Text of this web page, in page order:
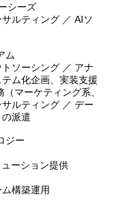
シーズ
ルティング ／ AIソ
ム
ソーシング ／ アナ
ム化企画、実装支援
マーケティング系、
ルティング ／ デー
派遣
ジー
ーション提供
構築運用